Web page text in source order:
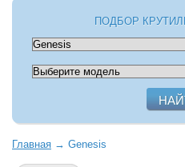
ПОДБОР
Главная → Genesis